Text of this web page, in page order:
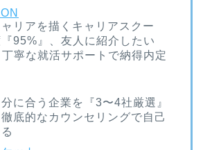
リアを描くキャリアスクー
95%』、友人に紹介したい
丁寧な就活サポートで納得内定
に合う企業を『3〜4社厳選』
底的なカウンセリングで自己